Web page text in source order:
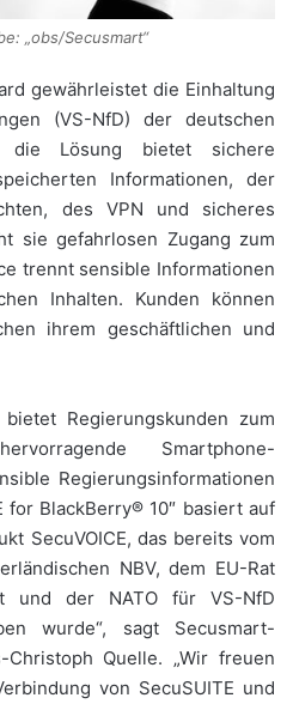
„obs/Secusmart“
gewährleistet die Einhaltung
(VS-NfD) der deutschen
die Lösung bietet sichere
Informationen, der
des VPN und sicheres
sie gefahrlosen Zugang zum
trennt sensible Informationen
Inhalten. Kunden können
ihrem geschäftlichen und
Regierungskunden zum
Smartphone-
Regierungsinformationen
for BlackBerry® 10″ basiert auf
SecuVOICE, das bereits vom
NBV, dem EU-Rat
und der NATO für VS-NfD
wurde“, sagt Secusmart-
Christoph Quelle. „Wir freuen
von SecuSUITE und